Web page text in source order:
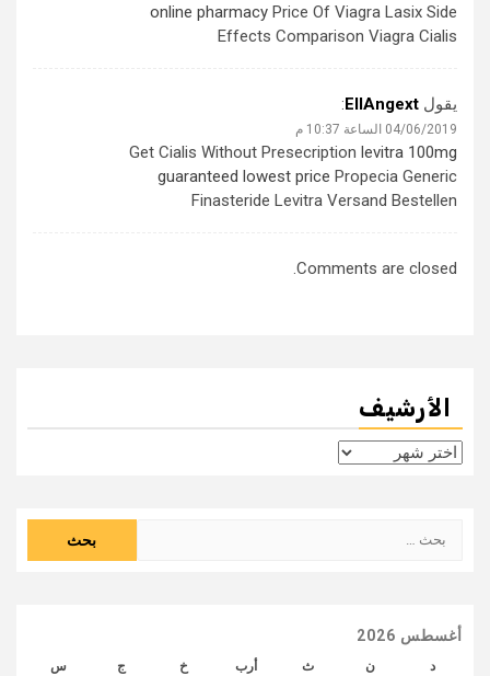
online pharmacy Price Of Viagra Lasix Side
Effects Comparison Viagra Cialis
يقول EllAngext
:
04/06/2019 الساعة 10:37 م
Get Cialis Without Presecription levitra 100mg
guaranteed lowest price Propecia Generic
Finasteride Levitra Versand Bestellen
Comments are closed.
الأرشيف
الأرشيف
أغسطس 2026
د ن ث أرب خ ج س